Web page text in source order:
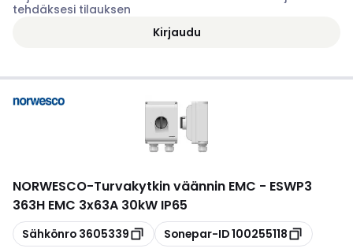
tehdäksesi tilauksen
Kirjaudu
NORWESCO-Turvakytkin väännin EMC - ESWP3
363H EMC 3x63A 30kW IP65
Kopioi
Sähkönro 3605339 Kopioi
Sonepar-ID100255118